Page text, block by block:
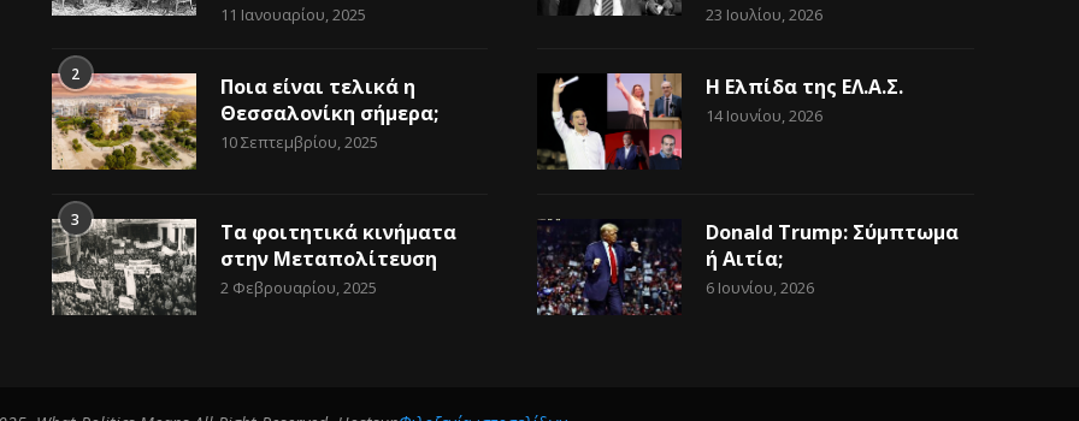
11 Ιανουαρίου, 2025
2
Ποια είναι τελικά η
Θεσσαλονίκη σήμερα;
10 Σεπτεμβρίου, 2025
3
Τα φοιτητικά κινήματα
στην Μεταπολίτευση
2 Φεβρουαρίου, 2025
23 Ιουλίου, 2026
Η Ελπίδα της ΕΛ.Α.Σ.
14 Ιουνίου, 2026
Donald Trump: Σύμπτωμα
ή Αιτία;
6 Ιουνίου, 2026